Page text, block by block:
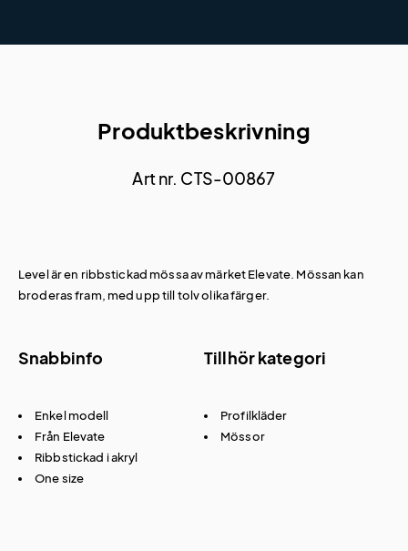
Produktbeskrivning
Art nr. CTS-00867
Level är en ribbstickad mössa av märket Elevate. Mössan kan
broderas fram, med upp till tolv olika färger.
Snabbinfo
Enkel modell
Från Elevate
Ribbstickad i akryl
One size
Tillhör kategori
Profilkläder
Mössor